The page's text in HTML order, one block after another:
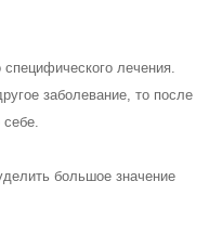
лечения.
заболевание, то после
себе.
большое значение